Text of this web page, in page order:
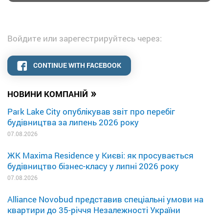
НОВИНИ КОМПАНІЙ »
Park Lake City опублікував звіт про перебіг
будівництва за липень 2026 року
07.08.2026
ЖК Maxima Residence у Києві: як просувається
будівництво бізнес-класу у липні 2026 року
07.08.2026
Alliance Novobud представив спеціальні умови на
квартири до 35-річчя Незалежності України
Войдите или зарегестрируйтесь через:
CONTINUE WITH FACEBOOK